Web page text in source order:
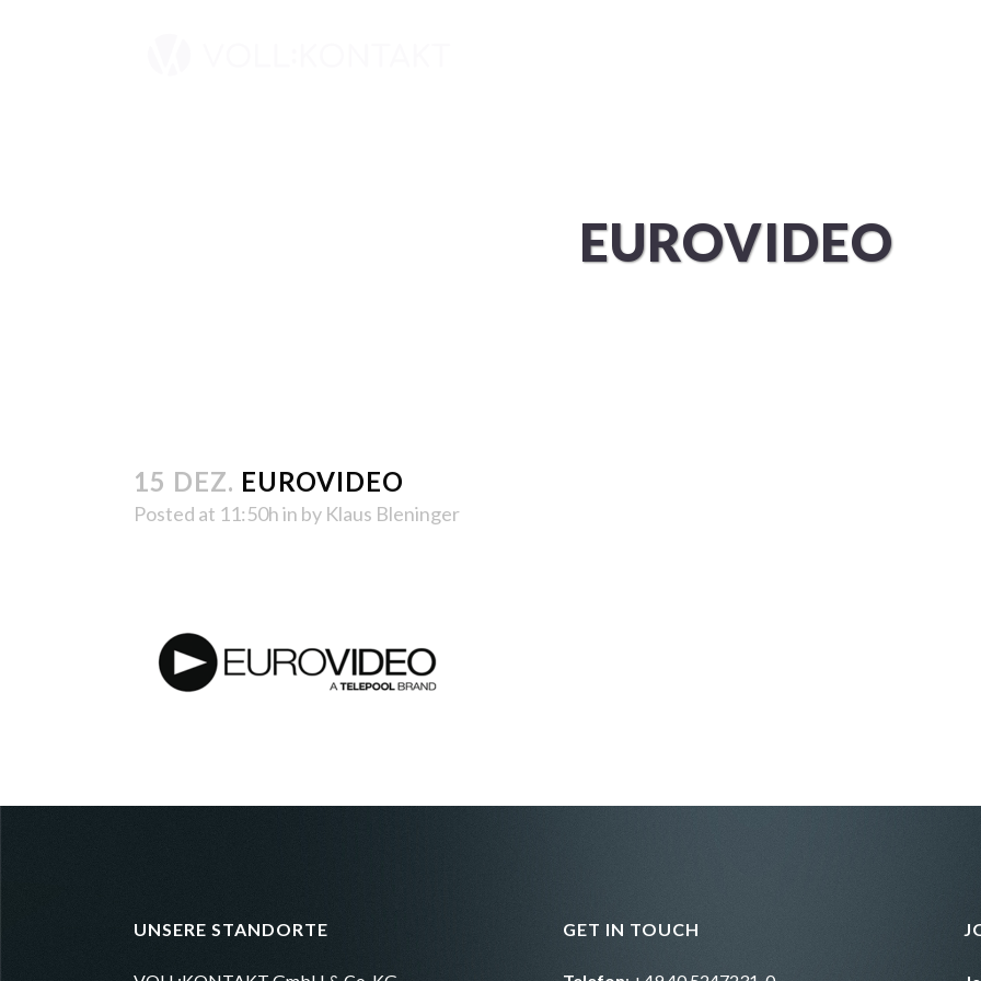
EUROVIDEO
15 DEZ. EUROVIDEO
Posted at 11:50hin by Klaus Bleninger
UNSERE STANDORTE GET IN TOUCH